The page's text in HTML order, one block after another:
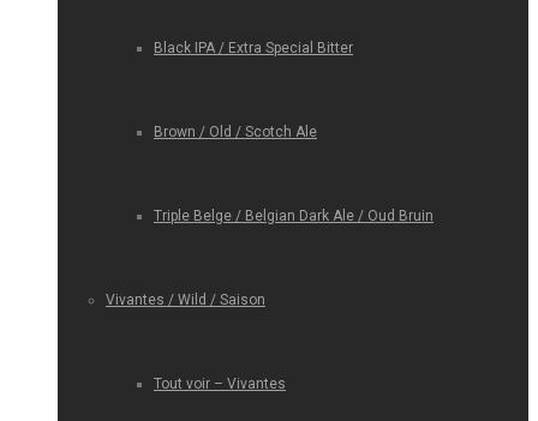
Black IPA / Extra Special Bitter
Brown / Old / Scotch Ale
Triple Belge / Belgian Dark Ale / Oud Bruin
Vivantes / Wild / Saison
Tout voir – Vivantes